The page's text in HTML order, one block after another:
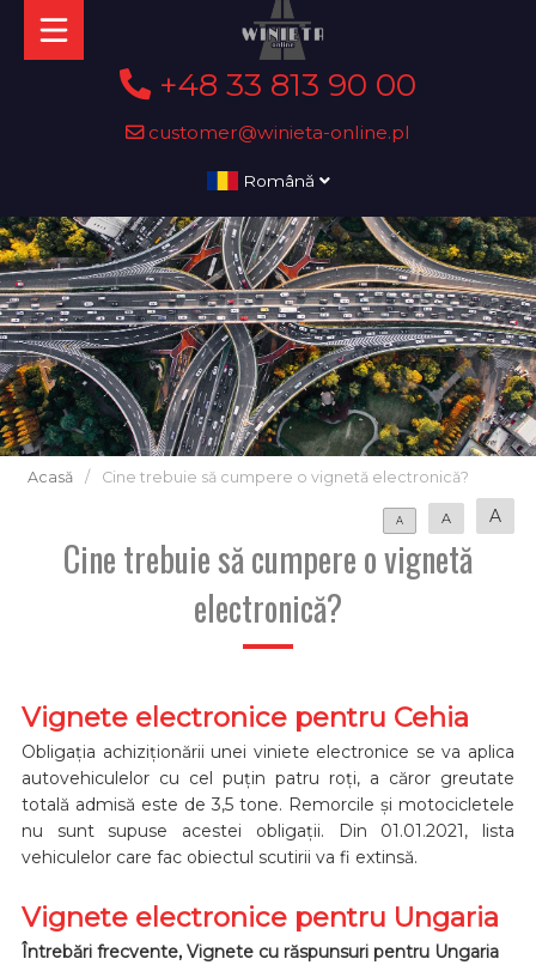
+48 33 813 90 00
customer@winieta-online.pl
Română
Acasă / Cine trebuie să cumpere o vignetă electronică?
A A A
Cine trebuie să cumpere o vignetă
electronică?
Vignete electronice pentru Cehia
Obligația achiziționării unei viniete electronice se va aplica
autovehiculelor cu cel puțin patru roți, a căror greutate
totală admisă este de 3,5 tone. Remorcile și motocicletele
nu sunt supuse acestei obligații. Din 01.01.2021, lista
vehiculelor care fac obiectul scutirii va fi extinsă.
Vignete electronice pentru Ungaria
Întrebări frecvente, Vignete cu răspunsuri pentru Ungaria